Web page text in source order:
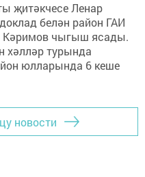
җитәкчесе Ленар
белән район ГАИ
Кәримов чыгыш ясады.
хәлләр турында
юлларында 6 кеше
новости